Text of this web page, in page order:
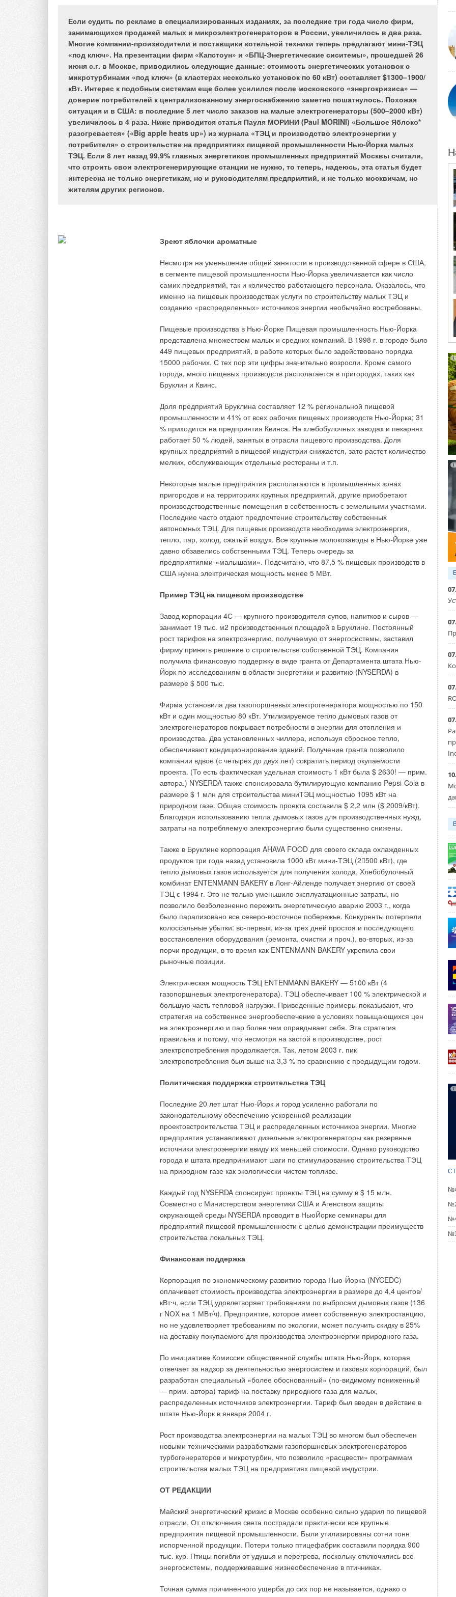
Если судить по рекламе в специализированных изданиях, за последние три года число фирм,
занимающихся продажей малых и микроэлектрогенераторов в России, увеличилось в два раза.
Многие компании-производители и поставщики котельной техники теперь предлагают мини-ТЭЦ
«под ключ». На презентации фирм «Капстоун» и «БПЦ-Энергетические сиситемы», прошедшей 26
июня с.г. в Москве, приводились следующие данные: стоимость энергетических установок с
микротурбинами «под ключ» (в кластерах несколько установок по 60 кВт) составляет $1300–1900/
кВт. Интерес к подобным системам еще более усилился после московского «энергокризиса» —
доверие потребителей к централизованному энергоснабжению заметно пошатнулось. Похожая
ситуация и в США: в последние 5 лет число заказов на малые электрогенераторы (500–2000 кВт)
увеличилось в 4 раза. Ниже приводится статья Пауля МОРИНИ (Paul MORINI) «Большое Яблоко*
разогревается» («Big apple heats up») из журнала «ТЭЦ и производство электроэнергии у
потребителя» о строительстве на предприятиях пищевой промышленности Нью-Йорка малых
ТЭЦ. Если 8 лет назад 99,9% главных энергетиков промышленных предприятий Москвы считали,
что строить свои электрогенерирующие станции не нужно, то теперь, надеюсь, эта статья будет
интересна не только энергетикам, но и руководителям предприятий, и не только москвичам, но
жителям других регионов.
Зреют яблочки ароматные
Несмотря на уменьшение общей занятости в производственной сфере в США,
в сегменте пищевой промышленности Нью-Йорка увеличивается как число
самих предприятий, так и количество работающего персонала. Оказалось, что
именно на пищевых производствах услуги по строительству малых ТЭЦ и
созданию «распределенных» источников энергии необычайно востребованы.
Пищевые производства в Нью-Йорке Пищевая промышленность Нью-Йорка
представлена множеством малых и средних компаний. В 1998 г. в городе было
449 пищевых предприятий, в работе которых было задействовано порядка
15000 рабочих. С тех пор эти цифры значительно возросли. Кроме самого
города, много пищевых производств располагается в пригородах, таких как
Бруклин и Квинс.
Доля предприятий Бруклина составляет 12 % региональной пищевой
промышленности и 41% от всех рабочих пищевых производств Нью-Йорка; 31
% приходится на предприятия Квинса. На хлебобулочных заводах и пекарнях
работает 50 % людей, занятых в отрасли пищевого производства. Доля
крупных предприятий в пищевой индустрии снижается, зато растет количество
мелких, обслуживающих отдельные рестораны и т.п.
Некоторые малые предприятия располагаются в промышленных зонах
пригородов и на территориях крупных предприятий, другие приобретают
производстводственные помещения в собственность с земельными участками.
Последние часто отдают предпочтение строительству собственных
автономных ТЭЦ. Для пищевых производств необходима электроэнергия,
тепло, пар, холод, сжатый воздух. Все крупные молокозаводы в Нью-Йорке уже
давно обзавелись собственными ТЭЦ. Теперь очередь за
предприятиями-«малышами». Подсчитано, что 87,5 % пищевых производств в
США нужна электрическая мощность менее 5 МВт.
Пример ТЭЦ на пищевом производстве
Завод корпорации 4С — крупного производителя супов, напитков и сыров —
занимает 19 тыс. м2 производственных площадей в Бруклине. Постоянный
рост тарифов на электроэнергию, получаемую от энергосистемы, заставил
фирму принять решение о строительстве собственной ТЭЦ. Компания
получила финансовую поддержку в виде гранта от Департамента штата Нью-
Йорк по исследованиям в области энергетики и развитию (NYSERDA) в
размере $ 500 тыс.
Фирма установила два газопоршневых электрогенератора мощностью по 150
кВт и один мощностью 80 кВт. Утилизируемое тепло дымовых газов от
электрогенераторов покрывает потребности в энергии для отопления и
производства. Два установленных чиллера, используя сбросное тепло,
обеспечивают кондиционирование зданий. Получение гранта позволило
компании вдвое (с четырех до двух лет) сократить период окупаемости
проекта. (То есть фактическая удельная стоимость 1 кВт была $ 2630! — прим.
автора.) NYSERDA также спонсировала бутилирующую компанию Pepsi-Cola в
размере $ 1 млн для строительства миниТЭЦ мощностью 1095 кВт на
природном газе. Общая стоимость проекта составила $ 2,2 млн ($ 2009/кВт).
Благодаря использованию тепла дымовых газов для производственных нужд,
затраты на потребляемую электроэнергию были существенно снижены.
Также в Бруклине корпорация AHAVA FOOD для своего склада охлажденных
продуктов три года назад установила 1000 кВт мини-ТЭЦ (2500 кВт), где
тепло дымовых газов используется для получения холода. Хлебобулочный
комбинат ENTENMANN BAKERY в Лонг-Айленде получает энергию от своей
ТЭЦ с 1994 г. Это не только уменьшило эксплуатационные затраты, но
позволило безболезненно пережить энергетическую аварию 2003 г., когда
было парализовано все северо-восточное побережье. Конкуренты потерпели
колоссальные убытки: во-первых, из-за трех дней простоя и последующего
восстановления оборудования (ремонта, очистки и проч.), во-вторых, из-за
порчи продукции, в то время как ENTENMANN BAKERY укрепила свои
рыночные позиции.
Электрическая мощность ТЭЦ ENTENMANN BAKERY — 5100 кВт (4
газопоршневых электрогенератора). ТЭЦ обеспечивает 100 % электрической и
большую часть тепловой нагрузки. Приведенные примеры показывают, что
стратегия на собственное энергообеспечение в условиях повыщающихся цен
на электроэнергию и пар более чем оправдывает себя. Эта стратегия
правильна и потому, что несмотря на застой в производстве, рост
электропотребления продолжается. Так, летом 2003 г. пик
электропотребления был выше на 3,3 % по сравнению с предыдущим годом.
Политическая поддержка строительства ТЭЦ
Последние 20 лет штат Нью-Йорк и город усиленно работали по
законодательному обеспечению ускоренной реализации
проектовстроительства ТЭЦ и распределенных источников энергии. Многие
предприятия устанавливают дизельные электрогенераторы как резервные
источники электроэнергии ввиду их меньшей стоимости. Однако руководство
города и штата предпринимают шаги по стимулированию строительства ТЭЦ
на природном газе как экологически чистом топливе.
Каждый год NYSERDA спонсирует проекты ТЭЦ на сумму в $ 15 млн.
Cовместно с Министерством энергетики США и Агенством защиты
окружающей среды NYSERDA проводит в НьюЙорке семинары для
предприятий пищевой промышленности с целью демонстрации преимуществ
строительства локальных ТЭЦ.
Финансовая поддержка
Корпорация по экономическому развитию города Нью-Йорка (NYCEDC)
оплачивает стоимость производства электроэнергии в размере до 4,4 центов/
кВт⋅ч, если ТЭЦ удовлетворяет требованиям по выбросам дымовых газов (136
г NОX на 1 МВт/ч). Предприятие, которое имеет собственную электростанцию,
но не удовлетворяет требованиям по экологии, может получить скидку в 25%
на доставку покупаемого для производства электроэнергии природного газа.
По инициативе Комиссии общественной службы штата Нью-Йорк, которая
отвечает за надзор за деятельностью энергосистем и газовых корпораций, был
разработан специальный «более обоснованный» (по-видимому пониженный
— прим. автора) тариф на поставку природного газа для малых,
распределенных источников электроэнергии. Тариф был введен в действие в
штате Нью-Йорк в январе 2004 г.
Рост производства электроэнергии на малых ТЭЦ во многом был обеспечен
новыми техническими разработками газопоршневых электрогенераторов
турбогенераторов и микротурбин, что позволило «расцвести» программам
строительства малых ТЭЦ на предприятиях пищевой индустрии.
ОТ РЕДАКЦИИ
Майский энергетический кризис в Москве особенно сильно ударил по пищевой
отрасли. От отключения света пострадали практически все крупные
предприятия пищевой промышленности. Были утилизированы сотни тонн
испорченной продукции. Потери только птицефабрик составили порядка 900
тыс. кур. Птицы погибли от удушья и перегрева, поскольку отключились все
энергосистемы, поддерживавшие жизнеобеспечение в птичниках.
Точная сумма причиненного ущерба до сих пор не называется, однако о
Рис. 1. Схема
воздухонагревателя
Рис. 2. Рекуперативный
воздухонагреватель и
принцип его работы
воздухонагревателя STV
Преимущества воздушного отопления
Преимуществ воздушного способа отопления перед традиционным водяным в
больших по объему помещениях много, перечислим лишь основные:
Экономичность. Тепло производится непосредственно в нагреваемом помещении и
практически целиком расходуется по назначению. Благодаря прямому сжиганию
топлива без промежуточного теплоносителя достигается высокий тепловой КПД
всей системы отопления: 90–94% — для рекуперативных нагревателей и
практически 100% — для систем прямого нагрева. Применение программируемых
термостатов обеспечивает возможность дополнительной экономии от 5 до 25 %
тепловой энергии за счет функции «дежурного режима» — автоматического
поддержания температуры в помещении в нерабочее время на уровне +5–7°С.
Возможность «включить» приточную вентиляцию. Ни для кого не секрет, что сегодня
на большинстве предприятий приточная вентиляция не работает должным
образом, что значительно ухудшает условия работы людей и влияет на
производительность труда. Теплогенераторы или системы прямого нагрева
возможность оперативно и гибко маневрировать при изменении потребностей в
и содержания малоэффективной для больших помещений системы водяного
отопления, котельной, теплотрасс и станции водоподготовки. Исключаются потери
в теплотрассах и их ремонт, что позволяет резко снизить эксплуатационные
расходы. В зимнее время отсутствует риск размораживания калориферов и
системы отопления в случае продолжительного отключения системы. Охлаждение
даже до глубокого «минуса» не приводит к размораживанию системы.
Высокая степень автоматизации позволяет вырабатывать ровно то количество
тепла, в котором есть необходимость. В сочетании с высокой надежностью газового
ее эксплуатации достаточно минимума обслуживающего персонала.
Малые затраты. Способ отопления крупных помещений при помощи
теплогенераторов один из самых дешевых и быстро реализуемых. Капитальные
затраты на строительство или реконструкцию воздушной системы, как правило,
значительно ниже расходов на организацию водяного или лучистого отопления.
Срок окупаемости капитальных затрат обычно не превышает одного-двух
В зависимости от решаемых задач, в системах воздушного отопления могут
применяться нагреватели различного типа. В этой статье мы рассмотрим
только агрегаты, работающие без применения промежуточного теплоносителя
— рекуперативные воздухонагреватели (с теплообменником и отводом
продуктов сгорания наружу) и системы прямого нагрева воздуха (газовые
смесительные воздухонагреватели).
Рекуперативные воздухонагреватели
В агрегатах этого типа топливо, смешанное с необходимым количеством
воздуха, подается горелкой в камеру сгорания. Образовавшиеся продукты
горения проходят через двух- или трехходовой теплообменник. Тепло,
полученное при сгорании топлива, передается нагреваемому воздуху через
стенки теплообменника, а дымовые газы через дымоход отводятся наружу
(рис. 1) — именно поэтому их называют теплогенераторами «непрямого
нагрева».
Рекуперативные воздухонагреватели могут быть использованы не только
вентиляции, а также для технологического нагрева воздуха. Номинальная
тепловая мощность таких систем от 3 кВт до 2 МВт. Подача нагреваемого
воздуха в помещение осуществляется через встроенный или выносной
нагнетающий вентилятор, что дает возможность использования агрегатов как
для прямого подогрева воздуха с выдачей его через жалюзийные решетки, так
и с воздуховодами.
Омывая камеру сгорания и теплообменник, воздух нагревается и
направляется либо непосредственно в отапливаемое помещение через
расположенные в верхней части жалюзийные воздухораспределительные
решетки, либо распределяется по системе воздуховодов. На лицевой части
теплогенератора расположена автоматизированная блочная горелка (рис. 2).
Теплообменники современных воздухонагревателей, как правило,
изготовлены из нержавеющей стали (топка — из жаропрочной стали) и служат
от 5 до 25 лет, после которых могут быть отремонтированы или заменены.
КПД современных моделей достигает 90–96 %. Главное преимущество
рекуперативных воздухонагревателей — их универсальность.
Они могут работать на природном или сжиженном газе, дизельном топливе,
нефти, мазуте или отработанном масле — стоит только поменять горелку.
Существует возможность работы со свежим воздухом, с подмесом внутреннего
вольности, например, изменять расход нагреваемого воздуха, «на ходу»
перераспределять потоки нагретого воздуха в разные ветви воздуховодов при
помощи специальных клапанов.
Летом рекуперативные воздухонагреватели могут работать в режиме
вентиляции. Монтируются агрегаты как в вертикальном, так и в
горизонтальном положении, на полу, стене, или встраиваются в секционную
венткамеру в качестве секции нагревателя.
Рекуперативные воздухонагреватели могут быть использованы даже для
отопления помещений высокой категории комфортности, в случае если сам
Основные недостатки:
Большой и сложный теплообменник увеличивает стоимость и вес системы, по
сравнению с воздухонагревателями смесительного типа;
Нуждаются в дымовой трубе и отводе конденсата.
Системы прямого нагрева воздуха
Современные технологии позволили добиться такой чистоты сжигания
«в трубу», а использовать их для прямого нагрева воздуха в системах
потоке нагреваемого воздуха и, смешиваясь с ним, отдает ему все тепло.
Этот принцип реализован в ряде аналогичных конструкций рамповой горелки в
США, Англии, Франции и России и с успехом используется с 60-х годов XX
века на многих предприятиях России и за рубежом. Основанные на принципе
сверхчистого сжигания природного газа непосредственно в потоке
нагреваемого воздуха газовые смесительные воздухонагреватели типа STV
мощностью от 150 кВт до 21 МВт.
Сама технология организации горения, а также высокая степень разбавления
продуктов горения, позволяют получить в установках чистый теплый воздух в
соответствии со всеми действующими нормами, практически не содержащий
состоят из модульного горелочного блока, расположенного внутри корпуса
автоматики.
Корпус, как правило, оснащен гермодверью для удобства обслуживания.
Горелочный блок, в зависимости от требуемой тепловой мощности,
компонуется из необходимого количества горелочных секций разной
конфигурации. Автоматика нагревателей обеспечивает плавный
работы и возможность плавного регулирования тепловой мощности (1:4), что
позволяет автоматически поддерживать необходимую температуру воздуха в
отапливаемом помещении.
Применение газовых смесительных воздухонагревателей
подаваемого в производственные помещения для компенсации вытяжной
вентиляции и улучшения, таким образом, условий работы людей.
Для помещений с большой кратностью воздухообмена возникает
отопления — в этом плане у систем прямого нагрева нет конкурентов по
предназначены для:
автономного воздушного отопления помещений различного
назначения с большим воздухообменом (К 1,5);
нагрева воздуха в воздушно-тепловых завесах отсечного типа,
возможно совмещение с системами отопления и приточной
вентиляции;
систем предпускового подогрева двигателей автомобилей на
неотапливаемых стоянках;